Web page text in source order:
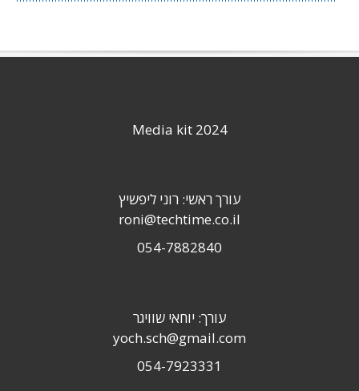
Media kit 2024
עורך ראשי: רוני ליפשיץ
roni@techtime.co.il
054-7882840
עורך: יוחאי שוויגר
yoch.sch@gmail.com
054-7923331